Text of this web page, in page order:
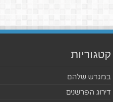
קטגוריות
במגרש שלהם
דירוג הפרשנים